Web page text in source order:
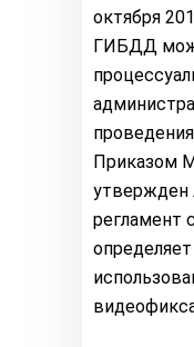
октября
ГИБДД
Приказом
утвержден